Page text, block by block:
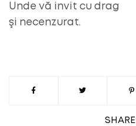
SHARE
Unde vă invit cu drag
şi necenzurat.